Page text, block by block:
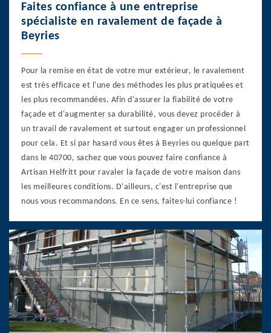
Faites confiance à une entreprise
spécialiste en ravalement de façade à
Beyries
Pour la remise en état de votre mur extérieur, le ravalement
est très efficace et l'une des méthodes les plus pratiquées et
les plus recommandées. Afin d'assurer la fiabilité de votre
façade et d'augmenter sa durabilité, vous devez procéder à
un travail de ravalement et surtout engager un professionnel
pour cela. Et si par hasard vous êtes à Beyries ou quelque part
dans le 40700, sachez que vous pouvez faire confiance à
Artisan Helfritt pour ravaler la façade de votre maison dans
les meilleures conditions. D'ailleurs, c'est l'entreprise que
nous vous recommandons. En ce sens, faites-lui confiance !